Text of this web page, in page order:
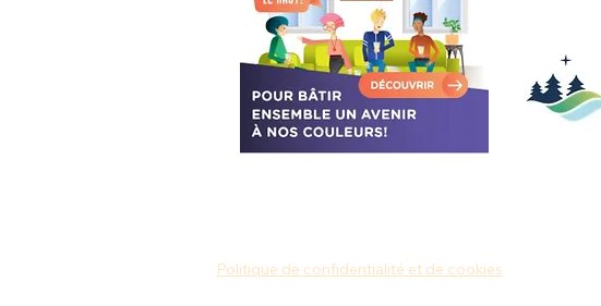
Politique de confidentialité et de cookies